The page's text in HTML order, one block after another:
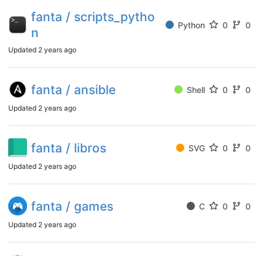
fanta / scripts_pytho
n
Python 0 0
Updated 2 years ago
fanta / ansible Shell 0 0
Updated 2 years ago
fanta / libros SVG 0 0
Updated 2 years ago
fanta / games C 0 0
Updated 2 years ago